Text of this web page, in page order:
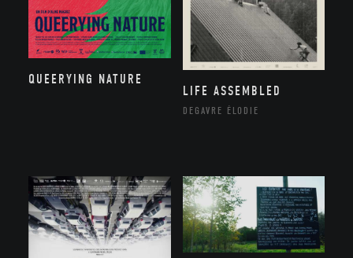
QUEERYING NATURE
LIFE ASSEMBLED
DEGAVRE ÉLODIE